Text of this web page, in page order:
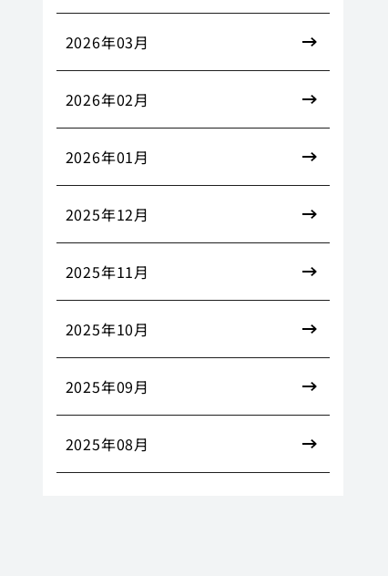
2026年03月
2026年02月
2026年01月
2025年12月
2025年11月
2025年10月
2025年09月
2025年08月